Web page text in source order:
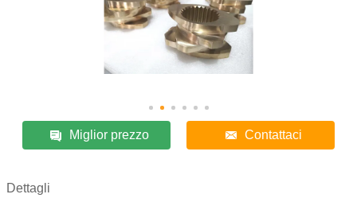
Miglior prezzo Contattaci
Dettagli